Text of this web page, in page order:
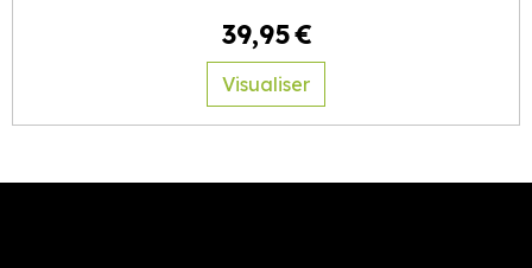
39,95€
Visualiser